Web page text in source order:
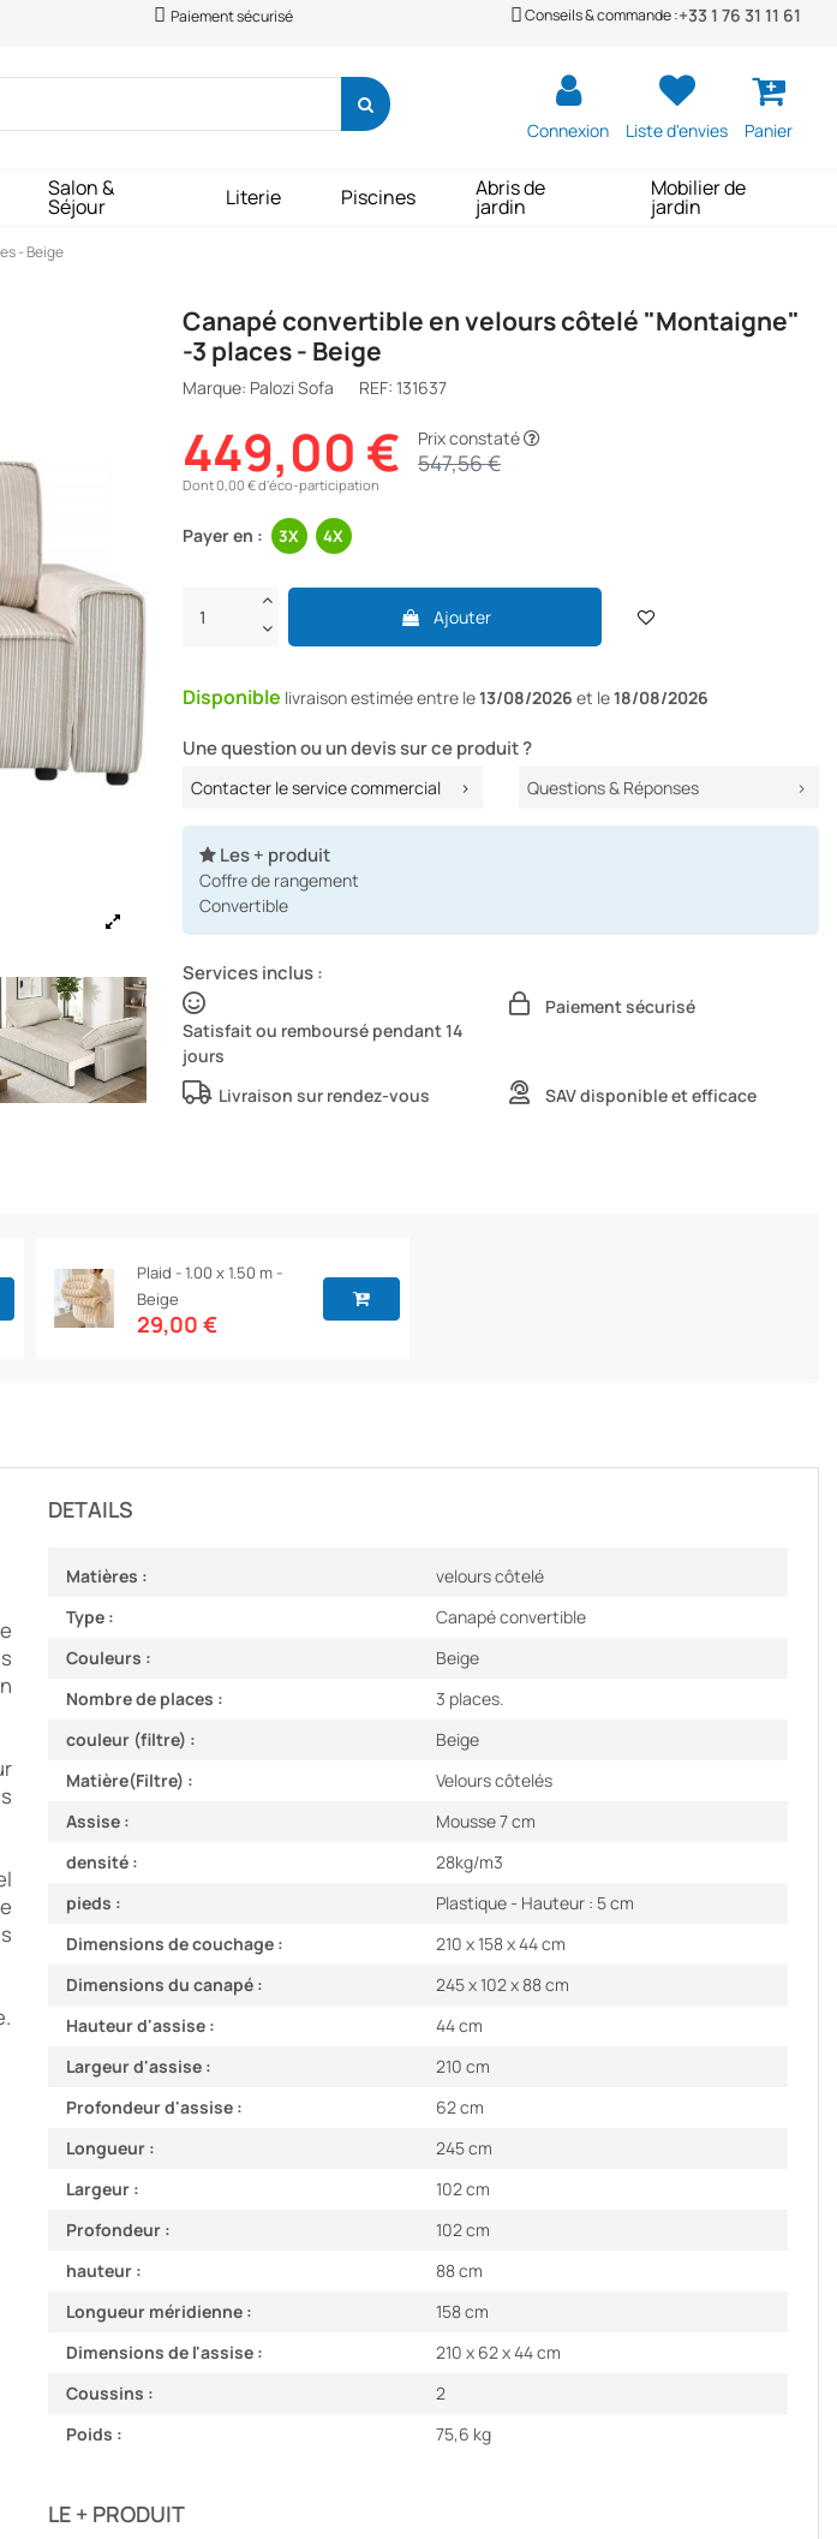
Paiement sécurisé Conseils & commande :+33 1 76 31 11 61
Connexion Liste d'envies Panier
Salon &
Séjour Literie Piscines Abris de
jardin
Mobilier de
jardin
- Beige
Canapé convertible en velours côtelé "Montaigne"
-3 places - Beige
Marque: Palozi Sofa REF: 131637
449,00 € Prix constaté
547,56 €
Dont 0,00 € d'éco-participation
Payer en :
Ajouter
Disponible livraisonestimée entre le13/08/2026 et le18/08/2026
Une question ou un devis sur ce produit ?
Contacter le service commercial Questions & Réponses
Les + produit
Coffre de rangement
Convertible
Services inclus :
Satisfait ou remboursé pendant 14
jours
Paiement sécurisé
Livraison sur rendez-vous SAV disponible et efficace
Plaid - 1.00 x 1.50 m -
Beige
29,00 €
DETAILS
Matières :
velours côtelé
Type :
Canapé convertible
Couleurs :
Beige
Nombre de places :
3 places.
couleur (filtre) :
Beige
Matière(Filtre) :
Velours côtelés
Assise :
Mousse 7 cm
densité :
28kg/m3
pieds :
Plastique - Hauteur : 5 cm
Dimensions de couchage :
210 x 158 x 44 cm
Dimensions du canapé :
245 x 102 x 88 cm
Hauteur d'assise :
44 cm
Largeur d'assise :
210 cm
Profondeur d'assise :
62 cm
Longueur :
245 cm
Largeur :
102 cm
Profondeur :
102 cm
hauteur :
88 cm
Longueur méridienne :
158 cm
Dimensions de l'assise :
210 x 62 x 44 cm
Coussins :
2
Poids :
75,6 kg
LE + PRODUIT